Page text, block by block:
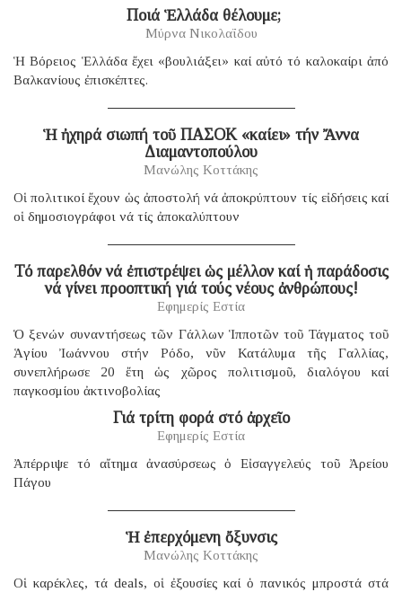
​ Ποιά Ἑλλάδα θέλουμε;
Μύρνα Νικολαΐδου
Ἡ Βόρειος Ἑλλάδα ἔχει «βουλιάξει» καί αὐτό τό καλοκαίρι ἀπό
Βαλκανίους ἐπισκέπτες.
Ἡ ἠχηρά σιωπή τοῦ ΠΑΣΟΚ «καίει» τήν Ἄννα
Διαμαντοπούλου
Μανώλης Κοττάκης
Οἱ πολιτικοί ἔχουν ὡς ἀποστολή νά ἀποκρύπτουν τίς εἰδήσεις καί
οἱ δημοσιογράφοι νά τίς ἀποκαλύπτουν
Τό παρελθόν νά ἐπιστρέψει ὡς μέλλον καί ἡ παράδοσις
νά γίνει προοπτική γιά τούς νέους ἀνθρώπους!
Εφημερίς Εστία
Ὁ ξενών συναντήσεως τῶν Γάλλων Ἱπποτῶν τοῦ Τάγματος τοῦ
Ἁγίου Ἰωάννου στήν Ρόδο, νῦν Κατάλυμα τῆς Γαλλίας,
συνεπλήρωσε 20 ἔτη ὡς χῶρος πολιτισμοῦ, διαλόγου καί
παγκοσμίου ἀκτινοβολίας
Γιά τρίτη φορά στό ἀρχεῖο
Εφημερίς Εστία
Ἀπέρριψε τό αἴτημα ἀνασύρσεως ὁ Εἰσαγγελεύς τοῦ Ἀρείου
Πάγου
Ἡ ἐπερχόμενη ὄξυνσις
Μανώλης Κοττάκης
Οἱ καρέκλες, τά deals, οἱ ἐξουσίες καί ὁ πανικός μπροστά στά